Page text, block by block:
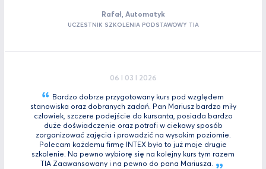
Rafał, Automatyk
UCZESTNIK SZKOLENIA PODSTAWOWY TIA
06 I 03 I 2026
Bardzo dobrze przygotowany kurs pod względem
stanowiska oraz dobranych zadań. Pan Mariusz bardzo miły
człowiek, szczere podejście do kursanta, posiada bardzo
duże doświadczenie oraz potrafi w ciekawy sposób
zorganizować zajęcia i prowadzić na wysokim poziomie.
Polecam każdemu firmę INTEX było to już moje drugie
szkolenie. Na pewno wybiorę się na kolejny kurs tym razem
TIA Zaawansowany i na pewno do pana Mariusza.